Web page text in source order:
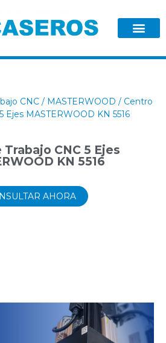
CNC / MASTERWOOD / Centro
Ejes MASTERWOOD KN 5516
CNC 5 Ejes
KN 5516
AHORA